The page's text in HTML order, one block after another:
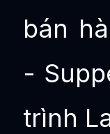
bán
-
trình